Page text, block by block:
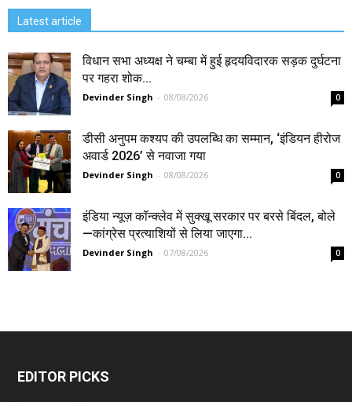
Latest article
विधान सभा अध्यक्ष ने चम्बा में हुई हृदयविदारक सड़क दुर्घटना
पर गहरा शोक...
Devinder Singh - 08/08/2026 0
डीसी अनुपम कश्यप की उपलब्धि का सम्मान, ‘इंडियन हीरोज
अवार्ड 2026’ से नवाजा गया
Devinder Singh - 08/08/2026 0
इंडिया न्यूज़ कॉन्क्लेव में सुक्खू सरकार पर बरसे बिंदल, बोले
—कांग्रेस प्रत्याशियों से लिया जाएगा...
Devinder Singh - 07/08/2026 0
EDITOR PICKS